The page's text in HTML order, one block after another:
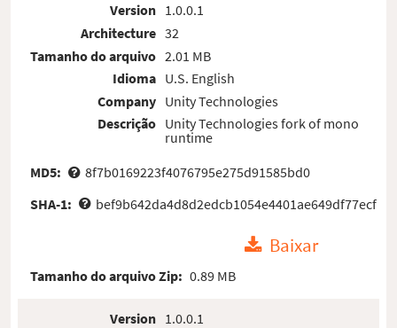
Version
Architecture
Tamanho do arquivo
Idioma
Company
Descrição
1.0.0.1
32
2.01 MB
U.S. English
Unity Technologies
Unity Technologies fork of mono
runtime
MD5:
8f7b0169223f4076795e275d91585bd0
SHA-1:
bef9b642da4d8d2edcb1054e4401ae649df77ecf
Baixar
Tamanho do arquivo Zip: 0.89 MB
Version 1.0.0.1